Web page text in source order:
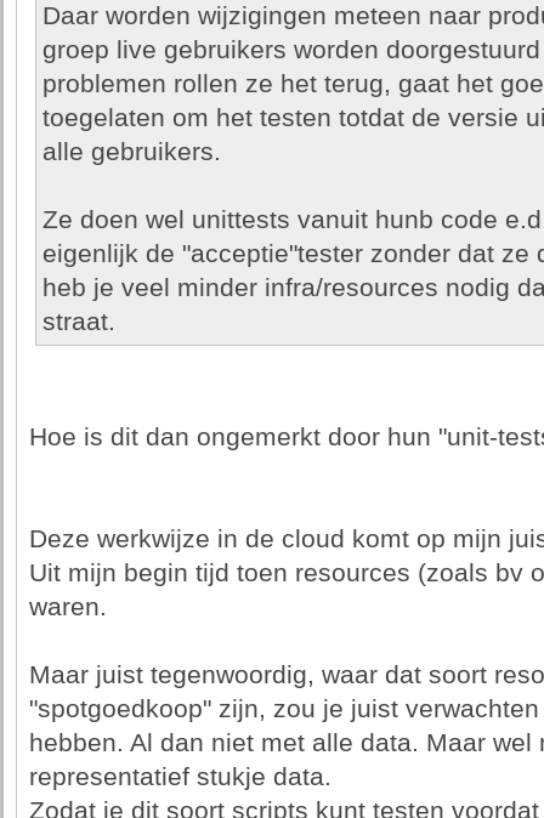
Daar worden wijzigingen meteen naar
groep live gebruikers worden
problemen rollen ze het terug, gaat het
toegelaten om het testen totdat de versie
alle gebruikers.
Ze doen wel unittests vanuit hunb code
eigenlijk de "acceptie"tester zonder dat ze
heb je veel minder infra/resources nodig
straat.
Hoe is dit dan ongemerkt door hun "unit-
Deze werkwijze in de cloud komt op mijn
Uit mijn begin tijd toen resources (zoals bv
waren.
Maar juist tegenwoordig, waar dat soort
"spotgoedkoop" zijn, zou je juist
hebben. Al dan niet met alle data. Maar wel
representatief stukje data.
Zodat je dit soort scripts kunt testen